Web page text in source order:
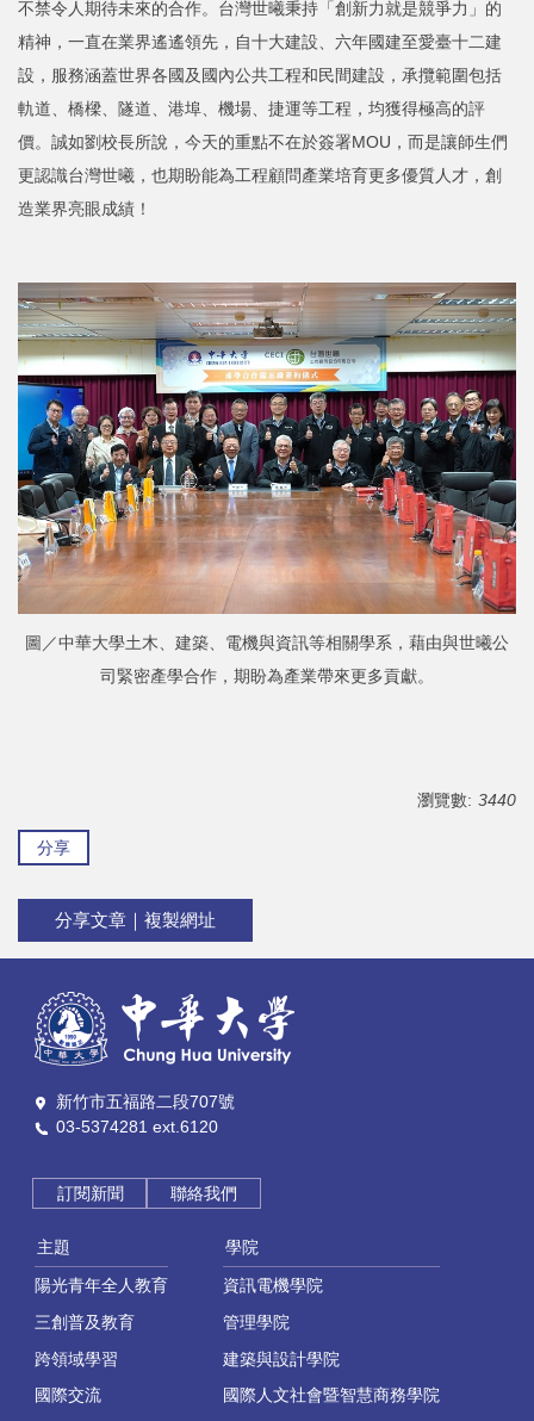
不禁令人期待未來的合作。台灣世曦秉持「創新力就是競爭力」的
精神，一直在業界遙遙領先，自十大建設、六年國建至愛臺十二建
設，服務涵蓋世界各國及國內公共工程和民間建設，承攬範圍包括
軌道、橋樑、隧道、港埠、機場、捷運等工程，均獲得極高的評
價。誠如劉校長所說，今天的重點不在於簽署MOU，而是讓師生們
更認識台灣世曦，也期盼能為工程顧問產業培育更多優質人才，創
造業界亮眼成績！
圖／中華大學土木、建築、電機與資訊等相關學系，藉由與世曦公
司緊密產學合作，期盼為產業帶來更多貢獻。
瀏覽數: 3440
分享
分享文章｜複製網址
新竹市五福路二段707號
03-5374281 ext.6120
訂閱新聞 聯絡我們
主題
陽光青年全人教育
三創普及教育
跨領域學習
國際交流
學院
資訊電機學院
管理學院
建築與設計學院
國際人文社會暨智慧商務學院